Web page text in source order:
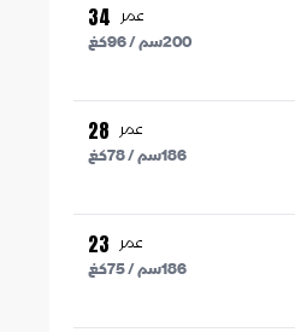
عمر 34
200سم /96كغ
عمر 28
186سم /78كغ
عمر 23
186سم /75كغ